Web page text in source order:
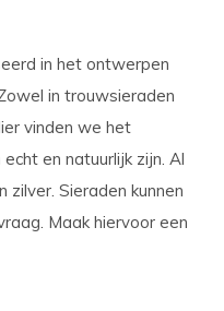
in het ontwerpen
in trouwsieraden
vinden we het
en natuurlijk zijn. Al
zilver. Sieraden kunnen
Maak hiervoor een